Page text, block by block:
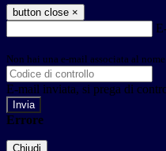
button close ×
Non hai una e-mail associata al
E-mail inviata, si prega di
Errore
Chiudi